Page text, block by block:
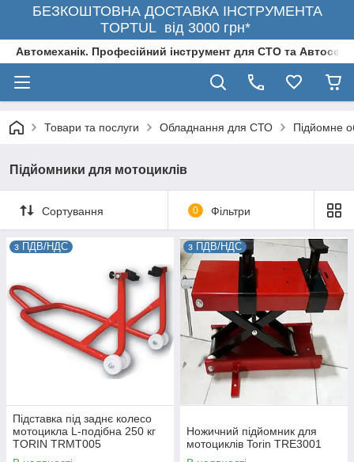
БЕЗКОШТОВНА ДОСТАВКА ІНСТРУМЕНТА
TOPTUL від 3000 грн*
Автомеханік. Професійний інструмент для СТО та
Товари та послуги Обладнання для СТО Підйомне
Підйомники для мотоциклів
Сортування 0 Фільтри
з ПДВ/НДС
Підставка під заднє колесо
мотоцикла L-подібна 250 кг
TORIN TRMT005
з ПДВ/НДС
Ножичний підйомник для
мотоциклів Torin TRE3001